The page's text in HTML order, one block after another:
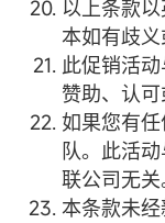
以上条款
本如有歧义
此促销活
赞助、认可
如果您有
队。此活
联公司无关
本条款未经